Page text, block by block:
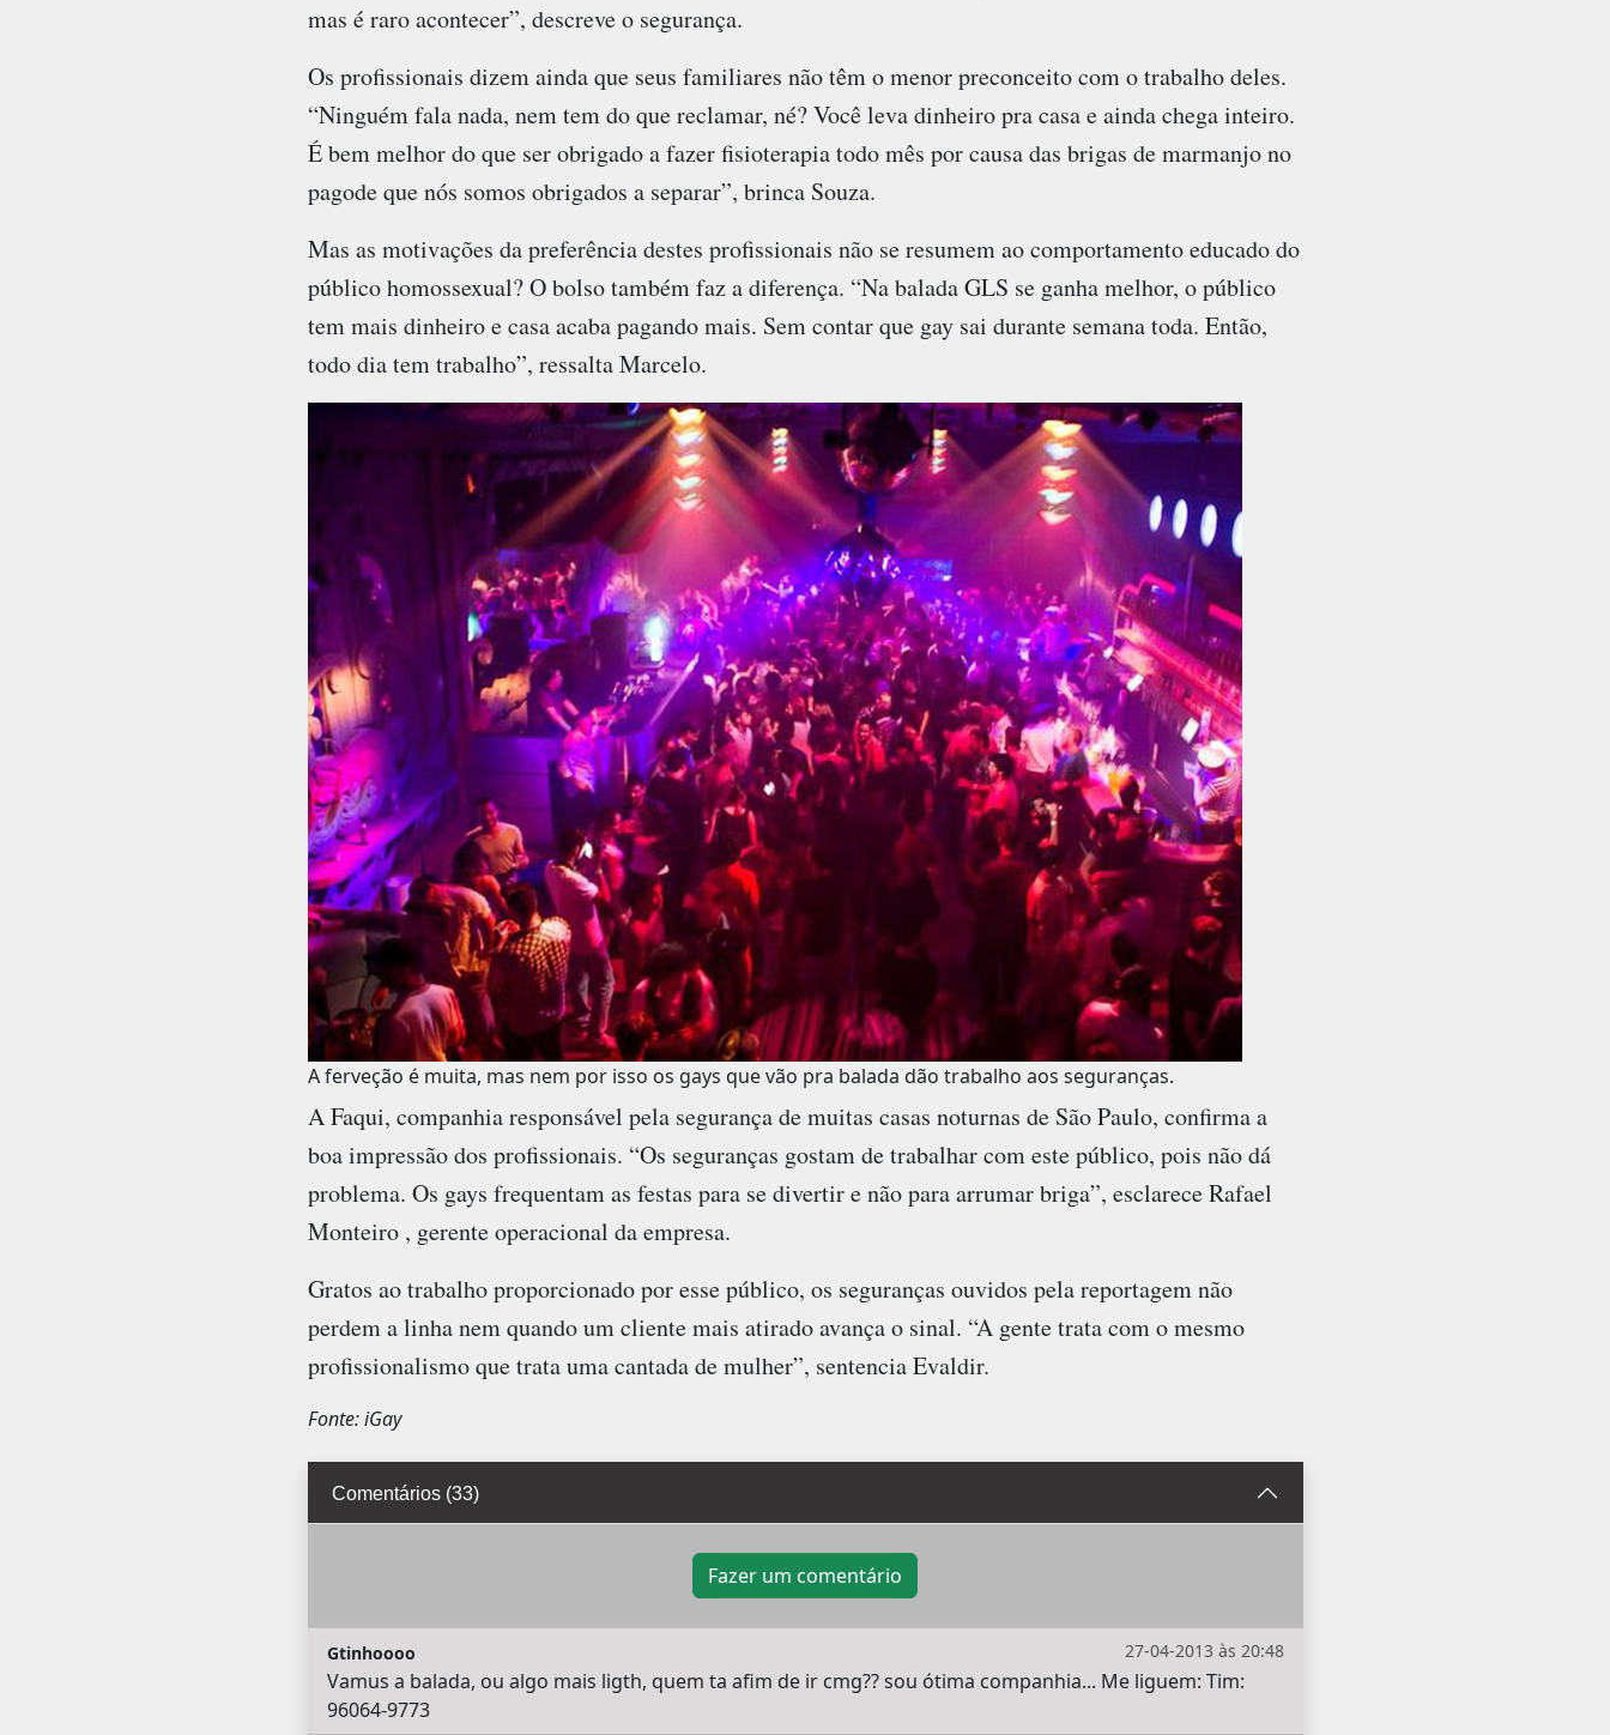
mas é raro acontecer”, descreve o segurança.
Os profissionais dizem ainda que seus familiares não têm o menor preconceito com o trabalho deles.
“Ninguém fala nada, nem tem do que reclamar, né? Você leva dinheiro pra casa e ainda chega inteiro.
É bem melhor do que ser obrigado a fazer fisioterapia todo mês por causa das brigas de marmanjo no
pagode que nós somos obrigados a separar”, brinca Souza.
Mas as motivações da preferência destes profissionais não se resumem ao comportamento educado do
público homossexual? O bolso também faz a diferença. “Na balada GLS se ganha melhor, o público
tem mais dinheiro e casa acaba pagando mais. Sem contar que gay sai durante semana toda. Então,
todo dia tem trabalho”, ressalta Marcelo.
A ferveção é muita, mas nem por isso os gays que vão pra balada dão trabalho aos seguranças.
A Faqui, companhia responsável pela segurança de muitas casas noturnas de São Paulo, confirma a
boa impressão dos profissionais. “Os seguranças gostam de trabalhar com este público, pois não dá
problema. Os gays frequentam as festas para se divertir e não para arrumar briga”, esclarece Rafael
Monteiro , gerente operacional da empresa.
Gratos ao trabalho proporcionado por esse público, os seguranças ouvidos pela reportagem não
perdem a linha nem quando um cliente mais atirado avança o sinal. “A gente trata com o mesmo
profissionalismo que trata uma cantada de mulher”, sentencia Evaldir.
Fonte: iGay
Comentários (33)
Fazer um comentário
27-04-2013 às 20:48
Gtinhoooo
Vamus a balada, ou algo mais ligth, quem ta afim de ir cmg?? sou ótima companhia... Me liguem: Tim:
96064-9773